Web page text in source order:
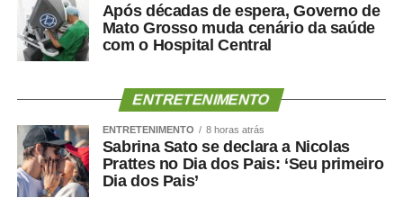
Gonçalves de Amorim.pdf
6- 31-01-2025-CONVOCACAO-PEDAGOGO-
ALVES CORREA.pdf
3-31-01-2025-TARDE-CONVOCACAO-
PEDAGOGO-REGIONAL-OESTE-
VESPERTINO.pdf
Após décadas de espera, Governo de
Mato Grosso muda cenário da saúde
com o Hospital Central
ENTRETENIMENTO
ENTRETENIMENTO 8 horas atrás
Sabrina Sato se declara a Nicolas
Prattes no Dia dos Pais: ‘Seu primeiro
Dia dos Pais’